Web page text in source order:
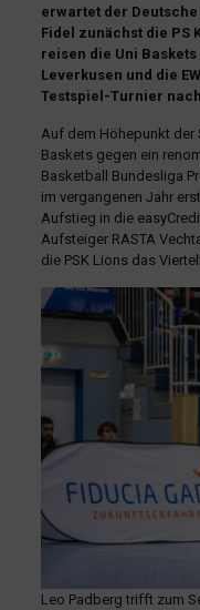
erwartet der
Fidel zunächst die PS
reisen die Uni
Leverkusen und die
Testspiel-Turnier
Auf dem Höhepunkt der
Baskets gegen ein
Basketball Bundesliga
im vergangenen Jahr
Aufstieg in die
Aufsteiger RASTA
die PSK Lions das
Leo Padberg trifft zum